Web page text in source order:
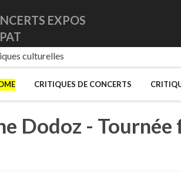
EXPOS
culturelles
CRITIQUES DE CONCERTS
Dodoz -